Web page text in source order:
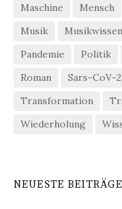
Maschine
Mensch
Musik
Musikwissen
Pandemie
Politik
Roman
Sars-CoV-2
Transformation
Wiederholung
NEUESTE BEITRÄGE